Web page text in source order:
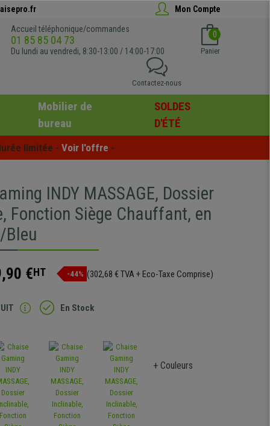
Mon Compte
Accueil téléphonique/commandes
01 85 85 04 73
Du lundi au vendredi, 8:30-13:00 / 14:00-17:00
0
Panier
Contactez-nous
Mobilier de
bureau
SOLDES
D'ÉTÉ
limitée - Voir l'offre -
INDY MASSAGE, Dossier
Fonction Siège Chauffant, en
Bleu
€HT -44% (302,68 € TVA + Eco-Taxe Comprise)
En Stock
+ Couleurs